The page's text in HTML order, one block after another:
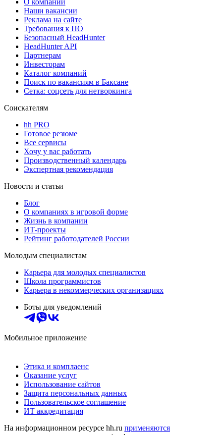
Наши вакансии
Реклама на сайте
Требования к ПО
Безопасный HeadHunter
HeadHunter API
Партнерам
Инвесторам
Каталог компаний
Поиск по вакансиям в Баксане
Сетка: соцсеть для нетворкинга
Соискателям
hh PRO
Готовое резюме
Все сервисы
Хочу у вас работать
Производственный календарь
Экспертная рекомендация
Новости и статьи
Блог
О компаниях в игровой форме
Жизнь в компании
ИТ-проекты
Рейтинг работодателей России
Молодым специалистам
Карьера для молодых специалистов
Школа программистов
Карьера в некоммерческих организациях
Боты для уведомлений
Мобильное приложение
Этика и комплаенс
Оказание услуг
Использование сайтов
Защита персональных данных
Пользовательское соглашение
ИТ аккредитация
На информационном ресурсе hh.ru применяются